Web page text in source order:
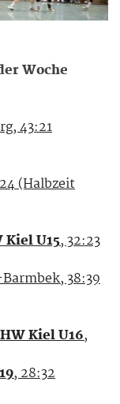
Woche
43:21
(Halbzeit
Kiel U15, 32:23
38:39
Kiel U16,
, 28:32